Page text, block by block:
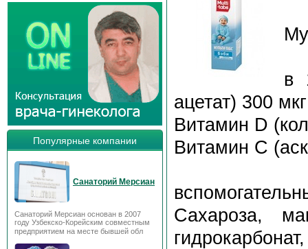
Популярные компании
Санаторий Мерсиан
Санаторий Мерсиан основан в 2007
году Узбекско-Корейским совместным
предприятием на месте бывшей обл
в
ацетат) 300
Витамин D
Витамин C
Сахароза,